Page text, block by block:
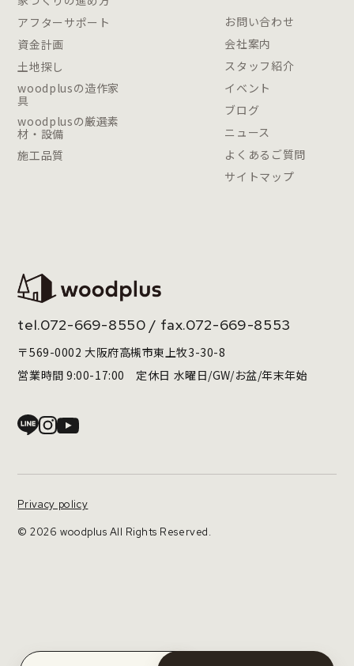
アフターサポート
資金計画
土地探し
woodplusの造作家
具
woodplusの厳選素
材・設備
施工品質
お問い合わせ
会社案内
スタッフ紹介
イベント
ブログ
ニュース
よくあるご質問
サイトマップ
tel.072-669-8550 / fax.072-669-8553
〒569-0002 大阪府高槻市東上牧3-30-8
営業時間 9:00-17:00 定休日 水曜日/GW/お盆/年末年始
Privacy policy
© 2026 woodplus All Rights Reserved.